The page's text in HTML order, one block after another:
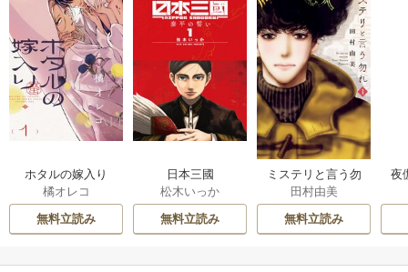
ホタルの嫁入り
橘オレコ
無料立読み
日本三國
松木いっか
無料立読み
ミステリと言う勿
れ
田村由美
無料立読み
夜